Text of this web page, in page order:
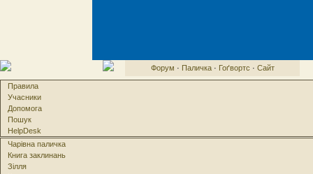
Форум · Паличка· Гоґвортс · Сайт
Правила
Учасники
Допомога
Пошук
HelpDesk
Чарівна паличка
Книга заклинань
Зілля